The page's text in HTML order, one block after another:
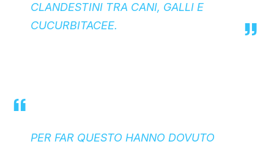
CLANDESTINI TRA CANI, GALLI E
CUCURBITACEE.
PER FAR QUESTO HANNO DOVUTO